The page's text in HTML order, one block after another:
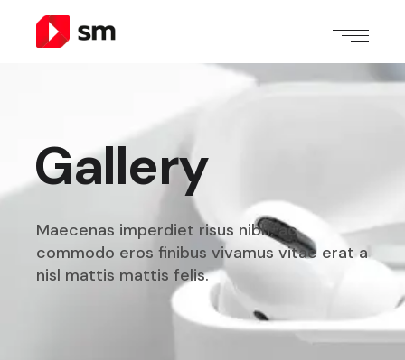
Gallery
Maecenas imperdiet risus nibh, ac
commodo eros finibusvivamus vitae erat a
nisl mattis mattis felis.